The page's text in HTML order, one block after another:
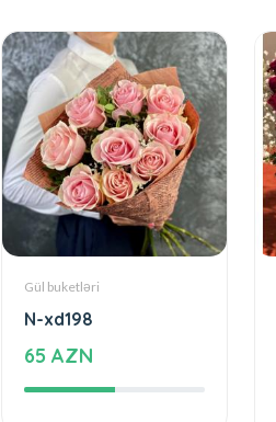
Gül buketləri
N-xd198
65 AZN